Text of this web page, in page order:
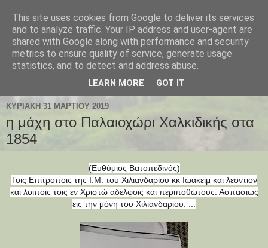
Παλαιοχώρι Χαλκιδικής
Palaiochori Chalkidiki - Paleochori (Chalkidiki) - Paleochóri
- Halkidiki Δήμος Αριστοτέλη, Κεντρική Μακεδονία, Ελλάδα
ΚΥΡΙΑΚΉ 31 ΜΑΡΤΊΟΥ 2019
η μάχη στο Παλαιοχώρι Χαλκιδικής στα
1854
(Ευθύμιος Βατοπεδινός)
Τοις Επιτροποις της Ι.Μ. του Χιλιανδαρίου κκ Ιωακείμ και λεοντιον
και λοιποις τοις εν Χριστώ αδελφοις και περιποθώτους. Ασπασιως
εις την μόνη του Χιλιανδαρίου. ...
This site uses cookies from Google to deliver its services
and to analyze traffic. Your IP address and user-agent are
shared with Google along with performance and security
metrics to ensure quality of service, generate usage
statistics, and to detect and address abuse.
LEARN MORE GOT IT